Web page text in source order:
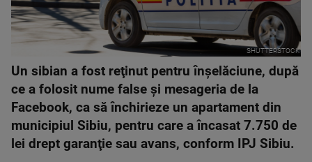
SHUTTERSTOCK
Un sibian a fost reţinut pentru înşelăciune, după
ce a folosit nume false şi mesageria de la
Facebook, ca să închirieze un apartament din
municipiul Sibiu, pentru care a încasat 7.750 de
lei drept garanţie sau avans, conform IPJ Sibiu.